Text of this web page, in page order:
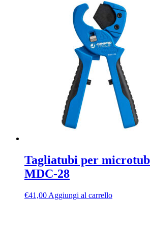
Tagliatubi per
MDC-28
€41,00 Aggiungi al carrello